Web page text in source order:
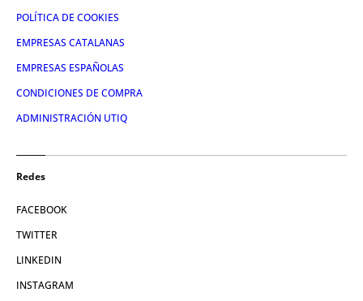
POLÍTICA DE COOKIES
EMPRESAS CATALANAS
EMPRESAS ESPAÑOLAS
CONDICIONES DE COMPRA
ADMINISTRACIÓN UTIQ
Redes
FACEBOOK
TWITTER
LINKEDIN
INSTAGRAM